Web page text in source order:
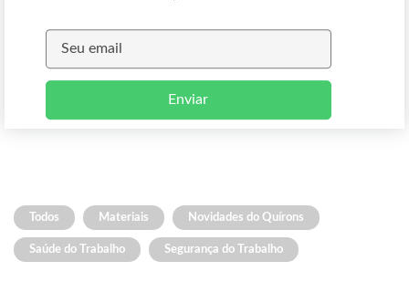
Enviar
Todos Materiais Novidades do Quírons
Saúde do Trabalho Segurança do Trabalho